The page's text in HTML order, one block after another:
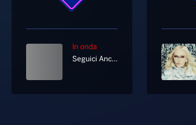
In onda
Seguici Anche In Diretta Tv Al Canale 11 E 730 Di Sky